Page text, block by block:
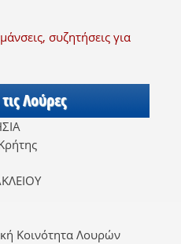
συζητήσεις για
Λούρες
Κοινότητα Λουρών